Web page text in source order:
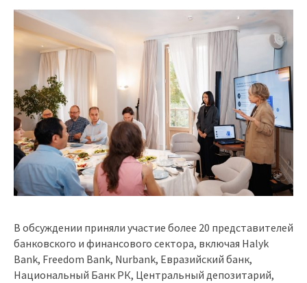
В обсуждении приняли участие более 20 представителей
банковского и финансового сектора, включая Halyk
Bank, Freedom Bank, Nurbank, Евразийский банк,
Национальный Банк РК, Центральный депозитарий,